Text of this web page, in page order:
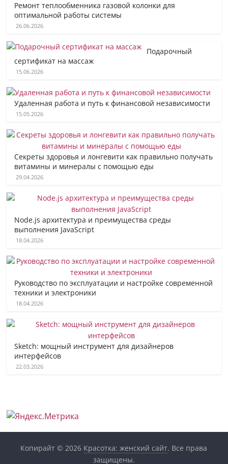
Ремонт теплообменника газовой колонки для
оптимальной работы системы
26.06.2026
Подарочный
сертификат на массаж
15.06.2026
Удаленная работа и путь к финансовой независимости
15.05.2026
Секреты здоровья и лонгевити как правильно получать
витамины и минералы с помощью еды
29.04.2026
Node.js архитектура и преимущества среды
выполнения JavaScript
18.04.2026
Руководство по эксплуатации и настройке современной
техники и электроники
18.04.2026
Sketch: мощный инструмент для дизайнеров
интерфейсов
22.03.2026
Копирайт © 2026 Красотка: женский сайт. Все права
защищены.